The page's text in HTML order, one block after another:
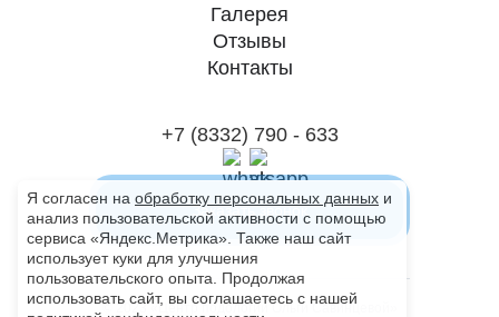
Галерея
Отзывы
Контакты
+7 (8332) 790 - 633
Заказать звонок
© 2023 «Центр подологии Ольги Савинцевой»
Я согласен на обработку персональных данных и
анализ пользовательской активности с помощью
сервиса «Яндекс.Метрика». Также наш сайт
использует куки для улучшения
пользовательского опыта. Продолжая
использовать сайт, вы соглашаетесь с нашей